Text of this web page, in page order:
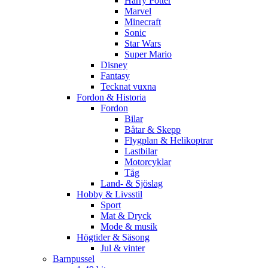
Marvel
Minecraft
Sonic
Star Wars
Super Mario
Disney
Fantasy
Tecknat vuxna
Fordon & Historia
Fordon
Bilar
Båtar & Skepp
Flygplan & Helikoptrar
Lastbilar
Motorcyklar
Tåg
Land- & Sjöslag
Hobby & Livsstil
Sport
Mat & Dryck
Mode & musik
Högtider & Säsong
Jul & vinter
Barnpussel